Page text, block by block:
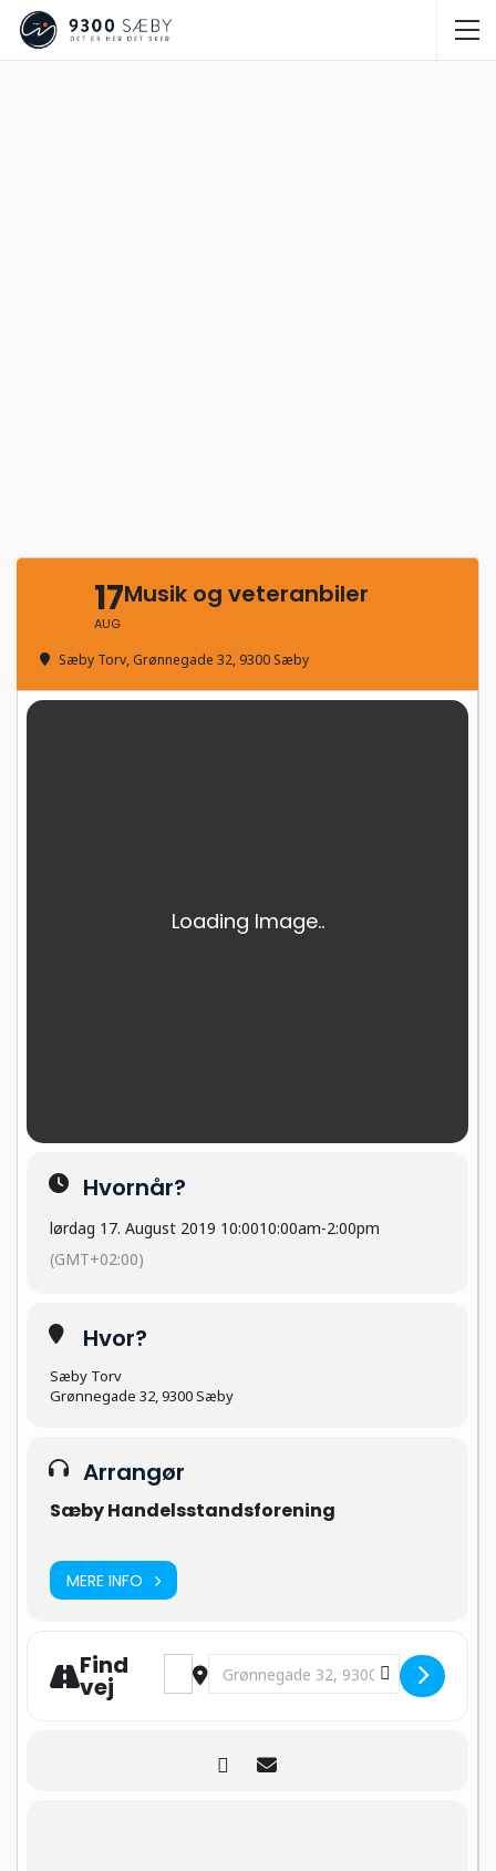
17
AUG
Musik og veteranbiler
Sæby Torv, Grønnegade 32, 9300 Sæby
Hvornår?
lørdag 17. August 2019 10:0010:00am-2:00pm
(GMT+02:00)
Hvor?
Sæby Torv
Grønnegade 32, 9300 Sæby
Arrangør
Sæby Handelsstandsforening
MERE INFO
Find
vej
Address - Musik og veteranbiler
Destination Address - Musik og